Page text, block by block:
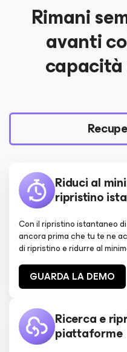
Rimani
avanti
Riduci al
ripristino
Con il ripristino istantaneo
ancora prima che tu te ne
di ripristino e ridurre al
GUARDA LA DEMO
Ricerca e
piattaforme